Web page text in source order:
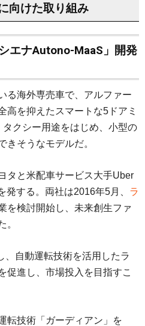
向けた取り組み
エナAutono-MaaS」開発
る海外専売車で、アルファー
高を抑えたスマートな5ドアミ
クシー用途をはじめ、小型の
きそうなモデルだ。
タと米配車サービス大手Uber
する。両社は2016年5月、 ラ
を検討開始し、未来創生ファ
。
、自動運転技術を活用したラ
促進し、市場投入を目指すこ
転技術「ガーディアン」を